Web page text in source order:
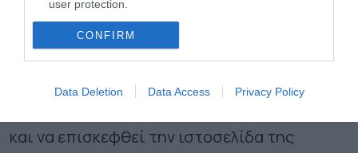
user protection.
CONFIRM
Data Deletion Data Access Privacy Policy
Spielwarenmesse Digital, αλλά και για τη
συμμετοχή του στην επόμενη έκθεση, να
επικοινωνήσει με το Ελληνογερμανικό
και να επισκεφθεί την ιστοσελίδα της